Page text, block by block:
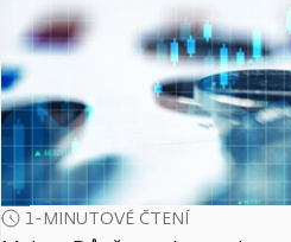
1-MINUTOVÉ ČTENÍ